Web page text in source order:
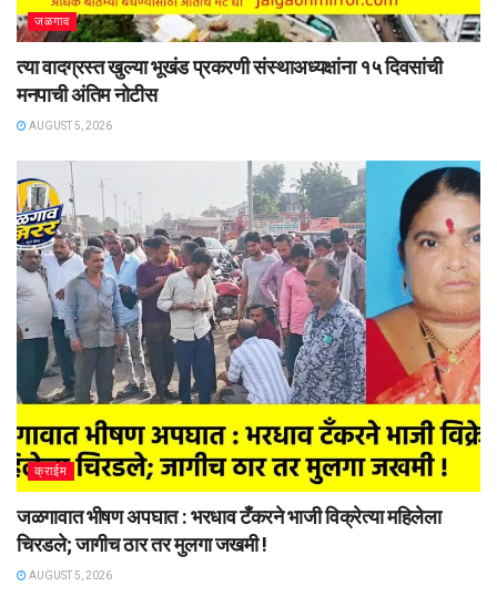
जळगाव
त्या वादग्रस्त खुल्या भूखंड प्रकरणी संस्थाअध्यक्षांना १५ दिवसांची
मनपाची अंतिम नोटीस
AUGUST 5, 2026
क्राईम
जळगावात भीषण अपघात : भरधाव टँकरने भाजी विक्रेत्या महिलेला
चिरडले; जागीच ठार तर मुलगा जखमी !
AUGUST 5, 2026